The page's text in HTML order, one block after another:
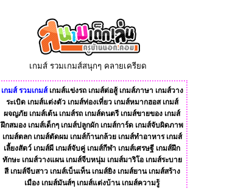
เกมส์ รวมเกมส์สนุกๆ คลายเครียด
เกมส์ รวมเกมส์ เกมส์แข่งรถ เกมส์ต่อสู้ เกมส์ภาษา เกมส์วาง
ระเบิด เกมส์แต่งตัว เกมส์ท่องเที่ยว เกมส์หมากฮอส เกมส์
ผจญภัย เกมส์เต้น เกมส์รถ เกมส์ดนตรี เกมส์ขายของ เกมส์
ฝึกสมอง เกมส์เด็กๆ เกมส์ปลูกผัก เกมส์การ์ด เกมส์จับผิดภาพ
เกมส์ตลก เกมส์ตัดผม เกมส์ก้านกล้วย เกมส์ทําอาหาร เกมส์
เลี้ยงสัตว์ เกมส์ผี เกมส์จับคู่ เกมส์กีฬา เกมส์เศรษฐี เกมส์ฝึก
ทักษะ เกมส์วางแผน เกมส์จีบหนุ่ม เกมส์มาริโอ เกมส์ระบาย
สี เกมส์จีบสาว เกมส์เบ็นเท็น เกมส์ยิง เกมส์ยาน เกมส์สร้าง
เมือง เกมส์มันส์ๆ เกมส์แต่งบ้าน เกมส์ความรู้